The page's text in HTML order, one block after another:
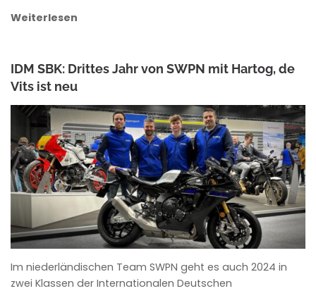
Weiterlesen
IDM SBK: Drittes Jahr von SWPN mit Hartog, de
Vits ist neu
ANKE WIECZOREK
Im niederländischen Team SWPN geht es auch 2024 in
zwei Klassen der Internationalen Deutschen